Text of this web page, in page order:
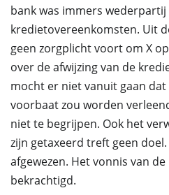
bank was immers wederpartij
kredietovereenkomsten. Uit
geen zorgplicht voort om X
over de afwijzing van de
mocht er niet vanuit gaan
voorbaat zou worden
niet te begrijpen. Ook het
zijn getaxeerd treft geen
afgewezen. Het vonnis van
bekrachtigd.